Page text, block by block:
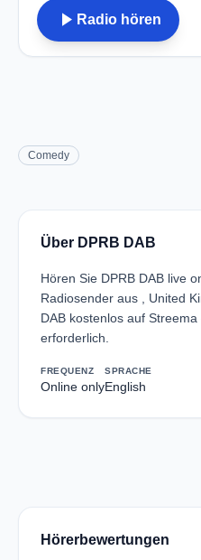
play_arrow Radio hören
Comedy
Über DPRB DAB
Hören Sie DPRB DAB live
Radiosender aus , United
DAB kostenlos auf
erforderlich.
FREQUENZ
Online only
SPRACHE
English
Hörerbewertungen